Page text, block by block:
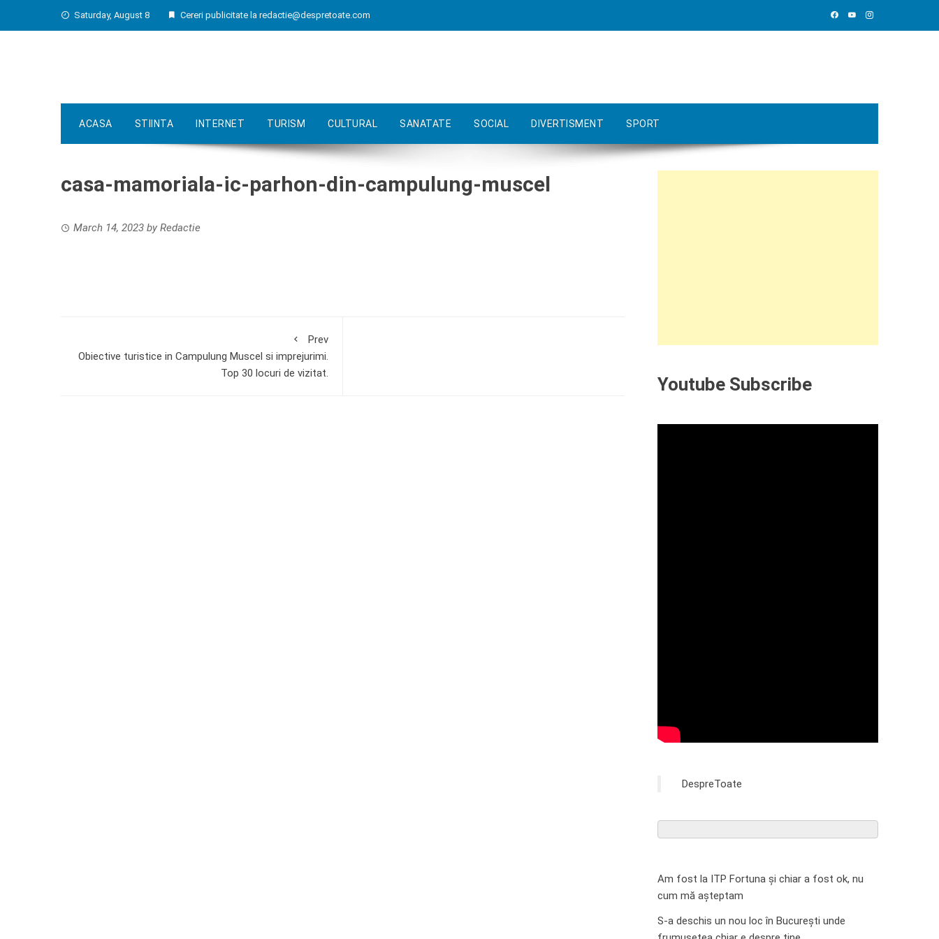
Saturday, August 8 Cereri publicitate la redactie@despretoate.com
ACASA STIINTA INTERNET TURISM CULTURAL SANATATE SOCIAL DIVERTISMENT SPORT
casa-mamoriala-ic-parhon-din-campulung-muscel
March 14, 2023 by Redactie
Prev
Obiective turistice in Campulung Muscel si imprejurimi.
Top 30 locuri de vizitat.
Youtube Subscribe
DespreToate
Am fost la ITP Fortuna și chiar a fost ok, nu
cum mă așteptam
S-a deschis un nou loc în București unde